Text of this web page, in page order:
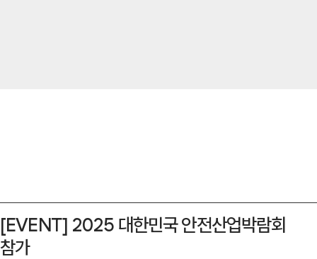
[EVENT] 2025 대한민국 안전산업박람회
참가